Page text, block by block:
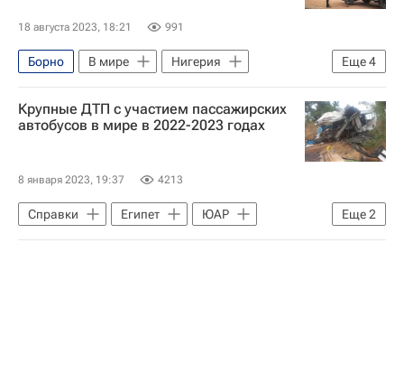
18 августа 2023, 18:21 991
Еще4
Борно В мире
Нигерия
Камерун
Переворот в Нигере — 2023
Боко Харам
Исламское государство*
Крупные ДТП с участием пассажирских
автобусов в мире в 2022-2023 годах
8 января 2023, 19:37 4213
Еще2
Справки Египет
ЮАР
Уганда
В мире